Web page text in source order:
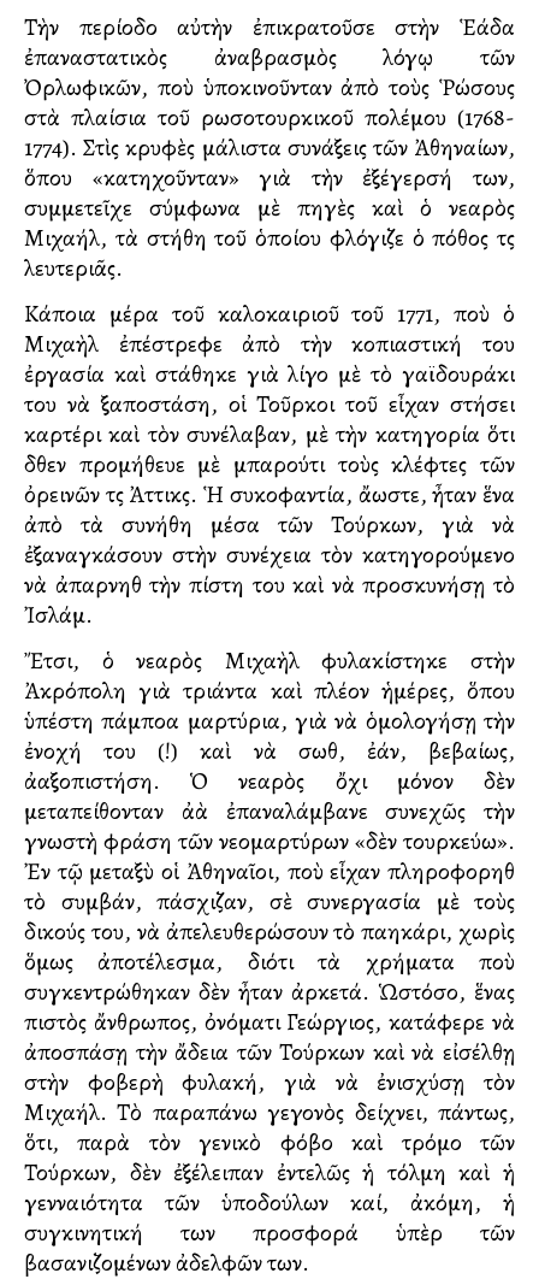
Τὴν περίοδο αὐτὴν ἐπικρατοῦσε στὴν Ἑλλάδα
ἐπαναστατικὸς ἀναβρασμὸς λόγῳ τῶν
Ὀρλωφικῶν, ποὺ ὑποκινοῦνταν ἀπὸ τοὺς Ῥώσους
στὰ πλαίσια τοῦ ρωσοτουρκικοῦ πολέμου (1768-
1774). Στὶς κρυφὲς μάλιστα συνάξεις τῶν Ἀθηναίων,
ὅπου «κατηχοῦνταν» γιὰ τὴν ἐξέγερσή των,
συμμετεῖχε σύμφωνα μὲ πηγὲς καὶ ὁ νεαρὸς
Μιχαήλ, τὰ στήθη τοῦ ὁποίου φλόγιζε ὁ πόθος τῆς
λευτεριᾶς.
Κάποια μέρα τοῦ καλοκαιριοῦ τοῦ 1771, ποὺ ὁ
Μιχαὴλ ἐπέστρεφε ἀπὸ τὴν κοπιαστική του
ἐργασία καὶ στάθηκε γιὰ λίγο μὲ τὸ γαϊδουράκι
του νὰ ξαποστάση, οἱ Τοῦρκοι τοῦ εἶχαν στήσει
καρτέρι καὶ τὸν συνέλαβαν, μὲ τὴν κατηγορία ὅτι
δῆθεν προμήθευε μὲ μπαρούτι τοὺς κλέφτες τῶν
ὀρεινῶν τῆς Ἀττικῆς. Ἡ συκοφαντία, ἄλλωστε, ἦταν ἕνα
ἀπὸ τὰ συνήθη μέσα τῶν Τούρκων, γιὰ νὰ
ἐξαναγκάσουν στὴν συνέχεια τὸν κατηγορούμενο
νὰ ἀπαρνηθῆ τὴν πίστη του καὶ νὰ προσκυνήσῃ τὸ
Ἰσλάμ.
Ἔτσι, ὁ νεαρὸς Μιχαὴλ φυλακίστηκε στὴν
Ἀκρόπολη γιὰ τριάντα καὶ πλέον ἡμέρες, ὅπου
ὑπέστη πάμπολλα μαρτύρια, γιὰ νὰ ὁμολογήσῃ τὴν
ἐνοχή του (!) καὶ νὰ σωθῆ, ἐάν, βεβαίως,
ἀλλαξοπιστήση. Ὁ νεαρὸς ὄχι μόνον δὲν
μεταπείθονταν ἀλλὰ ἐπαναλάμβανε συνεχῶς τὴν
γνωστὴ φράση τῶν νεομαρτύρων «δὲν τουρκεύω».
Ἐν τῷ μεταξὺ οἱ Ἀθηναῖοι, ποὺ εἶχαν πληροφορηθῆ
τὸ συμβάν, πάσχιζαν, σὲ συνεργασία μὲ τοὺς
δικούς του, νὰ ἀπελευθερώσουν τὸ παλληκάρι, χωρὶς
ὅμως ἀποτέλεσμα, διότι τὰ χρήματα ποὺ
συγκεντρώθηκαν δὲν ἦταν ἀρκετά. Ὡστόσο, ἕνας
πιστὸς ἄνθρωπος, ὀνόματι Γεώργιος, κατάφερε νὰ
ἀποσπάσῃ τὴν ἄδεια τῶν Τούρκων καὶ νὰ εἰσέλθῃ
στὴν φοβερὴ φυλακή, γιὰ νὰ ἐνισχύσῃ τὸν
Μιχαήλ. Τὸ παραπάνω γεγονὸς δείχνει, πάντως,
ὅτι, παρὰ τὸν γενικὸ φόβο καὶ τρόμο τῶν
Τούρκων, δὲν ἐξέλειπαν ἐντελῶς ἡ τόλμη καὶ ἡ
γενναιότητα τῶν ὑποδούλων καί, ἀκόμη, ἡ
συγκινητική των προσφορά ὑπὲρ τῶν
βασανιζομένων ἀδελφῶν των.